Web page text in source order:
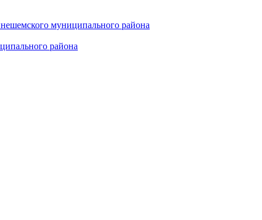
муниципального района
района